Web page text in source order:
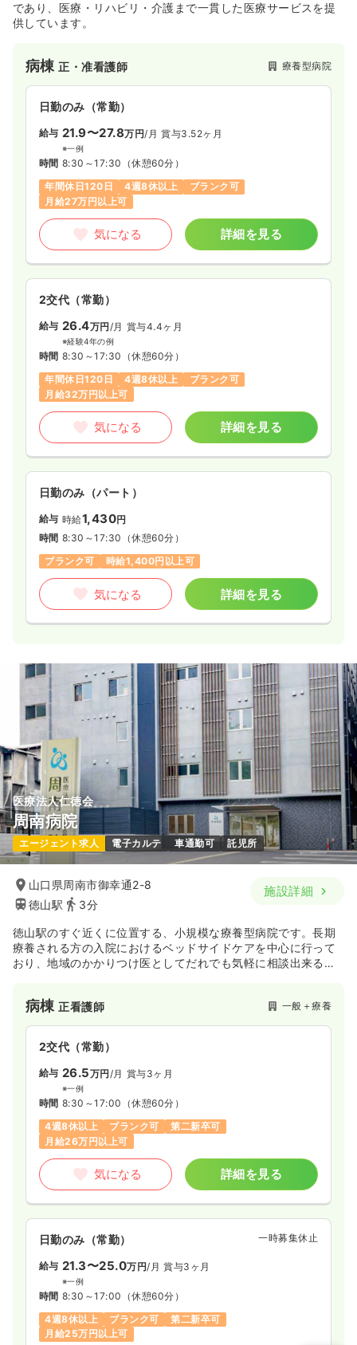
であり、医療・リハビリ・介護まで一貫した医療サービスを提
供しています。
病棟正・准看護師 療養型病院
日勤のみ（常勤）
給与 21.9〜27.8万円/月 賞与3.52ヶ月
※一例
時間 8:30～17:30 （休憩60分）
年間休日120日
4週8休以上
ブランク可
月給27万円以上可
気になる 詳細を見る
2交代（常勤）
給与 26.4万円 /月 賞与4.4ヶ月
※経験4年の例
時間 8:30～17:30 （休憩60分）
年間休日120日
4週8休以上
ブランク可
月給32万円以上可
気になる 詳細を見る
日勤のみ（パート）
給与 時給1,430円
時間 8:30～17:30 （休憩60分）
ブランク可
時給1,400円以上可
気になる 詳細を見る
医療法人仁徳会
周南病院
エージェント求人 電子カルテ 車通勤可 託児所
山口県周南市御幸通2-8
徳山駅
3分
施設詳細
徳山駅のすぐ近くに位置する、小規模な療養型病院です。長期
療養される方の入院におけるベッドサイドケアを中心に行って
おり、地域のかかりつけ医としてだれでも気軽に相談出来るよ
病棟正看護師 一般＋療養
2交代（常勤）
給与 26.5万円/月 賞与3ヶ月
※一例
時間 8:30～17:00 （休憩60分）
4週8休以上
ブランク可
第二新卒可
月給26万円以上可
気になる 詳細を見る
日勤のみ（常勤） 一時募集休止
給与 21.3〜25.0万円/月 賞与3ヶ月
※一例
時間 8:30～17:00 （休憩60分）
4週8休以上
ブランク可
第二新卒可
月給25万円以上可